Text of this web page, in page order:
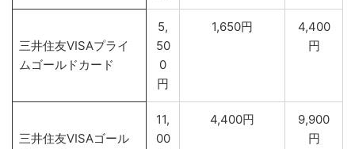
三井住友VISAプライ
ムゴールドカード
5,
50
0
円
1,650円
4,400
円
三井住友VISAゴール
11,
00
4,400円
9,900
円